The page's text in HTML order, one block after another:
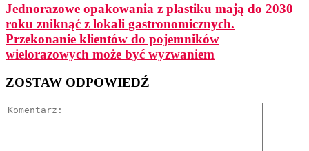
Jednorazowe opakowania z plastiku mają do 2030
roku zniknąć z lokali gastronomicznych.
Przekonanie klientów do pojemników
wielorazowych może być wyzwaniem
ZOSTAW ODPOWIEDŹ